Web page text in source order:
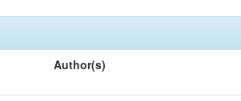
Author(s)